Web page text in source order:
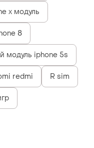
x модуль
8
модуль iphone 5s
redmi R sim